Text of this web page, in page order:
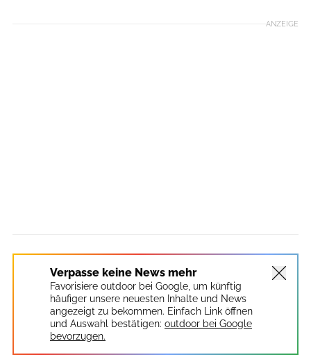
ANZEIGE
Verpasse keine News mehr
Favorisiere outdoor bei Google, um künftig
häufiger unsere neuesten Inhalte und News
angezeigt zu bekommen. Einfach Link öffnen
und Auswahl bestätigen: outdoor bei Google
bevorzugen.